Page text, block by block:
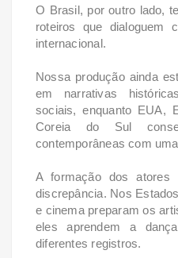
O Brasil, por outro lado,
roteiros que dialoguem
internacional.
Nossa produção ainda
em narrativas
sociais, enquanto EUA,
Coreia do Sul
contemporâneas com
A formação dos
discrepância. Nos
e cinema preparam os
eles aprendem a
diferentes registros.